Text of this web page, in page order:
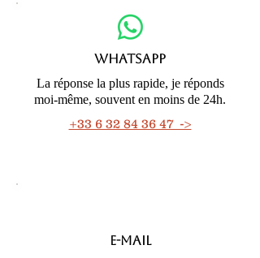
WhatsApp
La réponse la plus rapide, je réponds
moi-même, souvent en moins de 24h.
+33 6 32 84 36 47 ->
E-mail